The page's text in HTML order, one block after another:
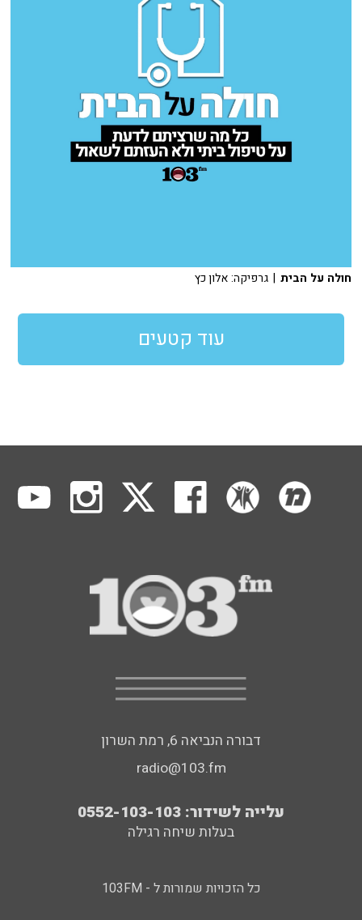
חולה על הבית | גרפיקה: אלון כץ
עוד קטעים
דבורה הנביאה 6, רמת השרון
radio@103.fm
עלייה לשידור: 0552-103-103
בעלות שיחה רגילה
כל הזכויות שמורות ל - 103FM